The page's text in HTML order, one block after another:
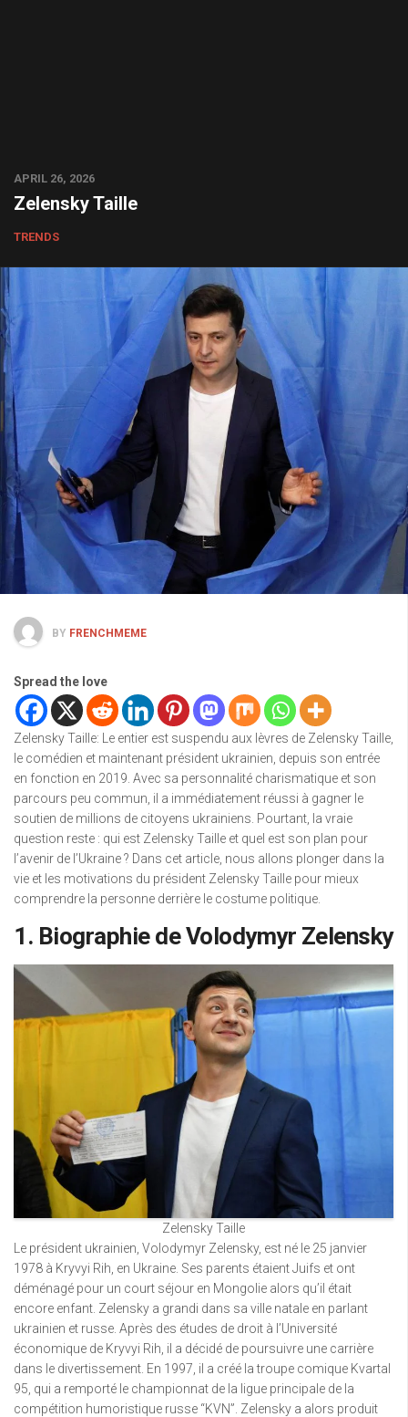
APRIL 26, 2026
Zelensky Taille
TRENDS
BY FRENCHMEME
Spread the love
Zelensky Taille: Le entier est suspendu aux lèvres de Zelensky Taille,
le comédien et maintenant président ukrainien, depuis son entrée
en fonction en 2019. Avec sa personnalité charismatique et son
parcours peu commun, il a immédiatement réussi à gagner le
soutien de millions de citoyens ukrainiens. Pourtant, la vraie
question reste : qui est Zelensky Taille et quel est son plan pour
l’avenir de l’Ukraine ? Dans cet article, nous allons plonger dans la
vie et les motivations du président Zelensky Taille pour mieux
comprendre la personne derrière le costume politique.
1. Biographie de Volodymyr Zelensky
Zelensky Taille
Le président ukrainien, Volodymyr Zelensky, est né le 25 janvier
1978 à Kryvyi Rih, en Ukraine. Ses parents étaient Juifs et ont
déménagé pour un court séjour en Mongolie alors qu’il était
encore enfant. Zelensky a grandi dans sa ville natale en parlant
ukrainien et russe. Après des études de droit à l’Université
économique de Kryvyi Rih, il a décidé de poursuivre une carrière
dans le divertissement. En 1997, il a créé la troupe comique Kvartal
95, qui a remporté le championnat de la ligue principale de la
compétition humoristique russe “KVN”. Zelensky a alors produit